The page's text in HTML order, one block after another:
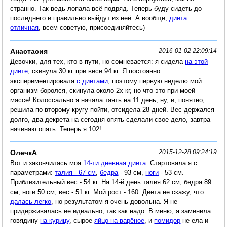
странно. Так ведь лопала всё подряд. Теперь буду сидеть до
последнего и правильно выйдут из неё. А вообще, диета
отличная , всем советую, присоединяйтесь)
Анастасия 2016-01-02 22:09:14
Девочки, для тех, кто в пути, но сомневается: я сиделана этой
диете , скинула 30 кг при весе 94 кг. Я постоянно
экспериментировалас диетами , поэтому первую неделю мой
организм боролся, скинула около 2х кг, но что это при моей
массе! Колоссально я начала таять на 11 день, ну, и, понятно,
решила по второму кругу пойти, отсидела 28 дней. Вес держался
долго, два декрета на сегодня опять сделали свое дело, завтра
начинаю опять. Теперь я 102!
ОлечкА 2015-12-28 09:24:19
Вот и закончилась моя 14-ти дневная диета . Стартовала я с
параметрами:талия - 67 см ,бедра - 93 см,ноги - 53 см.
Приблизительный вес - 54 кг. На 14-й день талия 62 см, бедра 89
см, ноги 50 см, вес - 51 кг. Мой рост - 160. Диета не скажу, что
далась легко , но результатом я очень довольна. Я не
придерживалась ее идиально, так как надо. В меню, я заменила
говядинуна курицу, сыроеяйцо на варёное , ипомидор не ела и